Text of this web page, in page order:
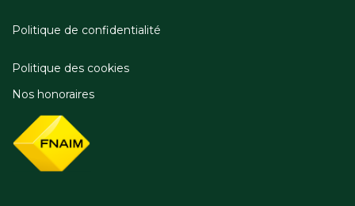
Politique de confidentialité
Politique des cookies
Nos honoraires